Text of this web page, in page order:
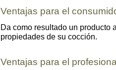
Ventajas para el
Da como resultado un producto
propiedades de su cocción.
Ventajas para el